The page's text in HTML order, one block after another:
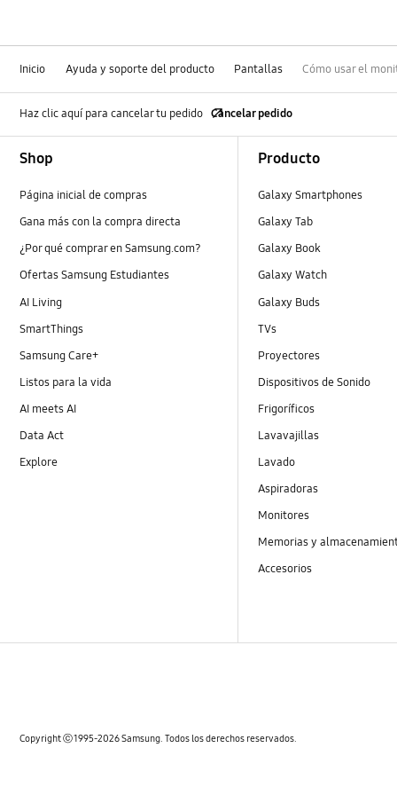
Inicio Ayuda y soporte del producto Pantallas Cómo usar el
Haz clic aquí para cancelar tu pedido Cancelar pedido
Shop
Página inicial de compras
Gana más con la compra directa
¿Por qué comprar en Samsung.com?
Ofertas Samsung Estudiantes
AI Living
SmartThings
Samsung Care+
Listos para la vida
AI meets AI
Data Act
Explore
Producto
Galaxy Smartphones
Galaxy Tab
Galaxy Book
Galaxy Watch
Galaxy Buds
TVs
Proyectores
Dispositivos de Sonido
Frigoríficos
Lavavajillas
Lavado
Aspiradoras
Monitores
Memorias y
Accesorios
Copyright ⓒ 1995-2026 Samsung. Todos los derechos reservados.